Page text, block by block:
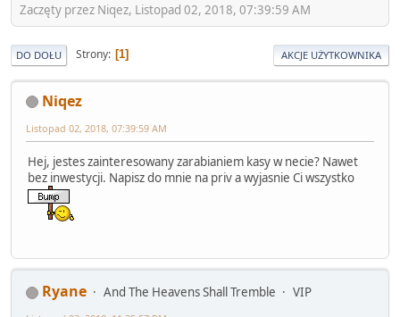
Zaczęty przez Niqez, Listopad 02, 2018, 07:39:59 AM
DO DOŁU Strony 1 AKCJE UŻYTKOWNIKA
Niqez
Listopad 02, 2018, 07:39:59 AM
Hej, jestes zainteresowany zarabianiem kasy w necie? Nawet
bez inwestycji. Napisz do mnie na priv a wyjasnie Ci wszystko
Ryane And The Heavens Shall Tremble
VIP